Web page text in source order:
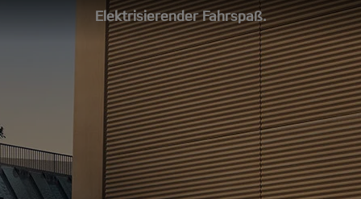
Elektrisierender Fahrspaß.